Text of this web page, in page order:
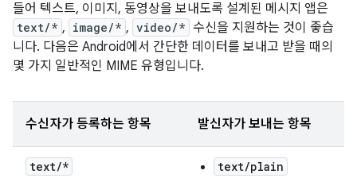
들어 텍스트, 이미지, 동영상을 보내도록 설계된 메시지 앱은
text/* , image/* , video/* 수신을 지원하는 것이 좋습
니다. 다음은 Android에서 간단한 데이터를 보내고 받을 때의
몇 가지 일반적인 MIME 유형입니다.
수신자가 등록하는 항목 발신자가 보내는 항목
text/*
text/plain